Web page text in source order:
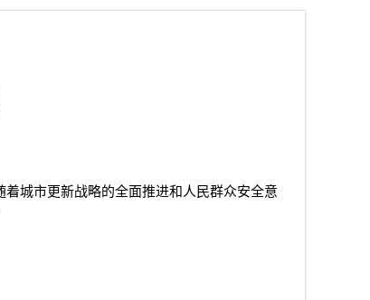
城市更新战略的全面推进和人民群众安全意